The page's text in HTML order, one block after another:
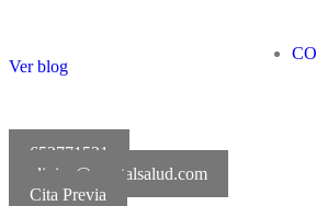
Ver blog
652771521
clinica@mentalsalud.com
Cita Previa